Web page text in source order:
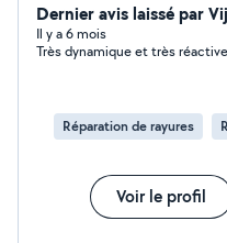
Dernier avis laissé par
Il y a 6 mois
Très dynamique et très réactive
Réparation de rayures
Voir le profil